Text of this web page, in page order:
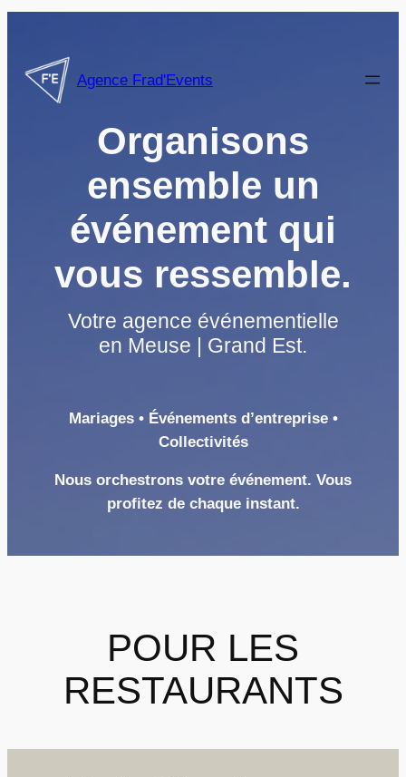
contenu
Agence Frad'Events
Organisons
ensemble un
événement qui
vous ressemble.
Votre agence événementielle
en Meuse | Grand Est.
Mariages • Événements d’entreprise •
Collectivités
Nous orchestrons votre événement. Vous
profitez de chaque instant.
POUR LES
RESTAURANTS